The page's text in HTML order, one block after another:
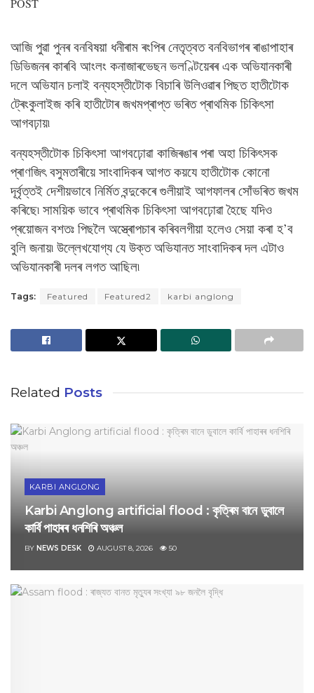
আজি পুৱা পুনৰ বনবিষয়া ধনীৰাম ৰংপিৰ নেতৃত্বত বনবিভাগৰ ৰাঙাপাহাৰ
ডিভিজনৰ কাৰবি আংলং কনাজাৰভেছন ভলণ্টিয়েৰৰ এক অভিযানকাৰী
দলে অভিযান চলাই বন্যহস্তীটোক বিচাৰি উলিওৱাৰ পিছত হাতীটোক
ট্ৰেংকুলাইজ কৰি হাতীটোৰ জখমপ্ৰাপ্ত ভৰিত প্ৰাথমিক চিকিৎসা
আগবঢ়ায়৷
বন্যহস্তীটোক চিকিৎসা আগবঢ়োৱা কাজিৰঙাৰ পৰা অহা চিকিৎসক
প্ৰাণজিৎ বসুমতাৰীয়ে সাংবাদিকৰ আগত কয়যে হাতীটোক কোনো
দূৰ্বৃত্তই দেশীয়ভাবে নিৰ্মিত বন্দুকেৰে গুলীয়াই আগফালৰ সোঁভৰিত জখম
কৰিছে৷ সাময়িক ভাবে প্ৰাথমিক চিকিৎসা আগবঢ়োৱা হৈছে যদিও
প্ৰয়োজন বশতঃ পিছলৈ অস্ত্ৰোপচাৰ কৰিবলগীয়া হলেও সেয়া কৰা হ’ব
বুলি জনায়৷ উল্লেখযোগ্য যে উক্ত অভিযানত সাংবাদিকৰ দল এটাও
অভিযানকাৰী দলৰ লগত আছিল৷
Tags: Featured Featured2 karbi anglong
Related Posts
KARBI ANGLONG
Karbi Anglong artificial flood : কৃত্ৰিম বানে ডুবালে
কাৰ্বি পাহাৰৰ ধনশিৰি অঞ্চল
BY NEWS DESK AUGUST 8, 2026 50